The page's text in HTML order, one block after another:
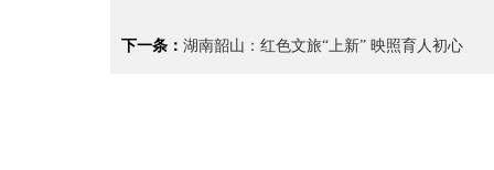
下一条： 湖南韶山：红色文旅“上新” 映照育人初心